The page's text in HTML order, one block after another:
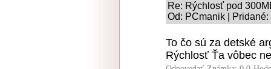
Re: Rýchlosť pod
Od: PCmanik |
To čo sú za detské
Rýchlosť Ťa vôbec